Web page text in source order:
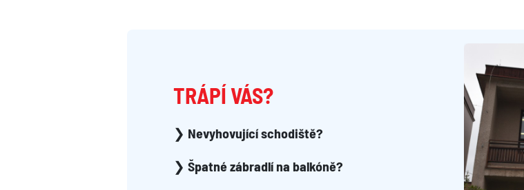
TRÁPÍ VÁS?
❯ Nevyhovující schodiště?
❯ Špatné zábradlí na balkóně?